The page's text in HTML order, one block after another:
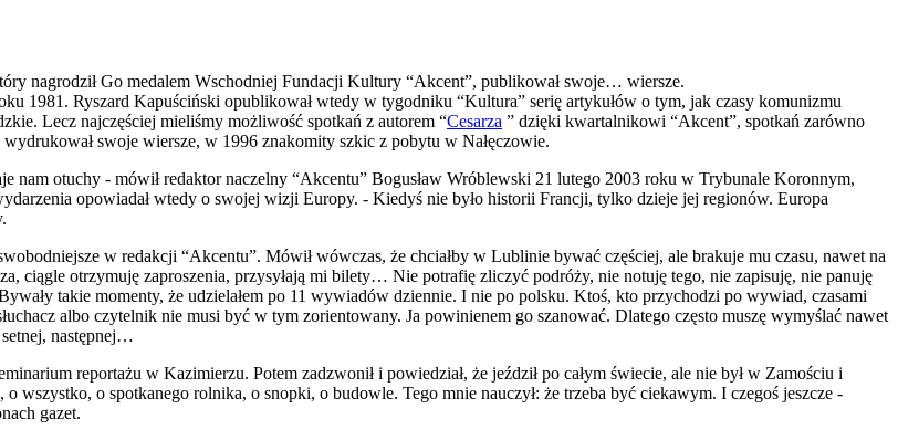
nagrodził Go medalem Wschodniej Fundacji Kultury “Akcent”, publikował swoje… wiersze.
1981. Ryszard Kapuściński opublikował wtedy w tygodniku “Kultura” serię artykułów o tym, jak czasy komunizmu
Lecz najczęściej mieliśmy możliwość spotkań z autorem “Cesarza ” dzięki kwartalnikowi “Akcent”, spotkań zarówno
swoje wiersze, w 1996 znakomity szkic z pobytu w Nałęczowie.
nam otuchy - mówił redaktor naczelny “Akcentu” Bogusław Wróblewski 21 lutego 2003 roku w Trybunale Koronnym,
opowiadał wtedy o swojej wizji Europy. - Kiedyś nie było historii Francji, tylko dzieje jej regionów. Europa
w redakcji “Akcentu”. Mówił wówczas, że chciałby w Lublinie bywać częściej, ale brakuje mu czasu, nawet na
ciągle otrzymuję zaproszenia, przysyłają mi bilety… Nie potrafię zliczyć podróży, nie notuję tego, nie zapisuję, nie panuję
takie momenty, że udzielałem po 11 wywiadów dziennie. I nie po polsku. Ktoś, kto przychodzi po wywiad, czasami
albo czytelnik nie musi być w tym zorientowany. Ja powinienem go szanować. Dlatego często muszę wymyślać nawet
następnej…
reportażu w Kazimierzu. Potem zadzwonił i powiedział, że jeździł po całym świecie, ale nie był w Zamościu i
wszystko, o spotkanego rolnika, o snopki, o budowle. Tego mnie nauczył: że trzeba być ciekawym. I czegoś jeszcze -
gazet.